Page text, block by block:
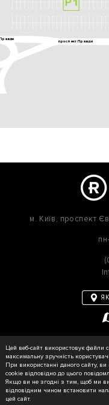
м. Київ, проспект
©
Цей веб-сайт використовує файли
максимальну зручність
При використанні даного сайту,
cookie відповідно до цього
Якщо ви не згодні з тим, щоб ми
відповідним чином встановити
цей сайт.